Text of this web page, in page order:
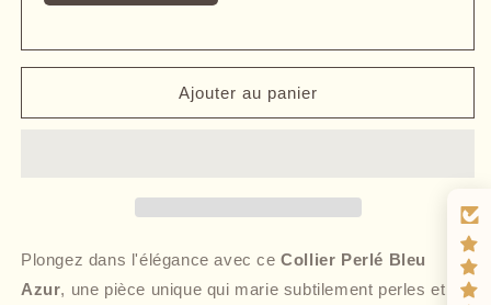
Ajouter au panier
Plongez dans l'élégance avec ceCollier Perlé Bleu
Azur, une pièce unique qui marie subtilement perles et